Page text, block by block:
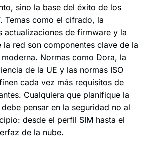
sino la base del éxito de los
Temas como el cifrado, la
actualizaciones de firmware y la
la red son componentes clave de la
Normas como Dora, la
de la UE y las normas ISO
cada vez más requisitos de
Cualquiera que planifique la
pensar en la seguridad no al
desde el perfil SIM hasta el
de la nube.